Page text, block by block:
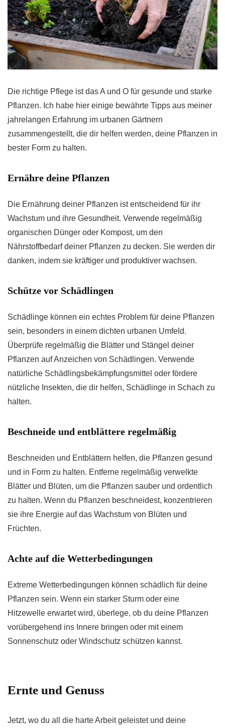
Die richtige Pflege ist das A und O für gesunde und starke
Pflanzen. Ich habe hier einige bewährte Tipps aus meiner
jahrelangen Erfahrung im urbanen Gärtnern
zusammengestellt, die dir helfen werden, deine Pflanzen in
bester Form zu halten.
Ernähre deine Pflanzen
Die Ernährung deiner Pflanzen ist entscheidend für ihr
Wachstum und ihre Gesundheit. Verwende regelmäßig
organischen Dünger oder Kompost, um den
Nährstoffbedarf deiner Pflanzen zu decken. Sie werden dir
danken, indem sie kräftiger und produktiver wachsen.
Schütze vor Schädlingen
Schädlinge können ein echtes Problem für deine Pflanzen
sein, besonders in einem dichten urbanen Umfeld.
Überprüfe regelmäßig die Blätter und Stängel deiner
Pflanzen auf Anzeichen von Schädlingen. Verwende
natürliche Schädlingsbekämpfungsmittel oder fördere
nützliche Insekten, die dir helfen, Schädlinge in Schach zu
halten.
Beschneide und entblättere regelmäßig
Beschneiden und Entblättern helfen, die Pflanzen gesund
und in Form zu halten. Entferne regelmäßig verwelkte
Blätter und Blüten, um die Pflanzen sauber und ordentlich
zu halten. Wenn du Pflanzen beschneidest, konzentrieren
sie ihre Energie auf das Wachstum von Blüten und
Früchten.
Achte auf die Wetterbedingungen
Extreme Wetterbedingungen können schädlich für deine
Pflanzen sein. Wenn ein starker Sturm oder eine
Hitzewelle erwartet wird, überlege, ob du deine Pflanzen
vorübergehend ins Innere bringen oder mit einem
Sonnenschutz oder Windschutz schützen kannst.
Ernte und Genuss
Jetzt, wo du all die harte Arbeit geleistet und deine